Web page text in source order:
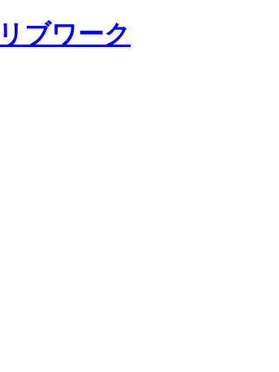
ブワーク